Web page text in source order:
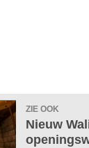
ZIE OOK
Nieuw